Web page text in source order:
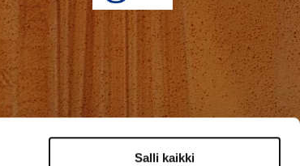
Salli kaikki